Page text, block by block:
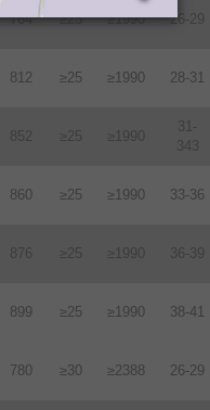
764 ≥25 ≥1990 26-29
812 ≥25 ≥1990 28-31
852 ≥25 ≥1990
31-
343
860 ≥25 ≥1990 33-36
876 ≥25 ≥1990 36-39
899 ≥25 ≥1990 38-41
780 ≥30 ≥2388 26-29